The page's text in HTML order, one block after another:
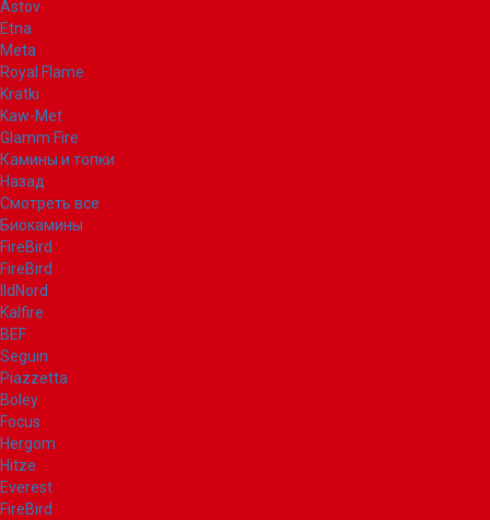
Astov
Etna
Meta
Royal Flame
Kratki
Kaw-Met
Glamm Fire
Камины и топки
Назад
Смотреть все
Биокамины
FireBird
FireBird
IldNord
Kalfire
BEF
Seguin
Piazzetta
Boley
Focus
Hergom
Hitze
Everest
FireBird